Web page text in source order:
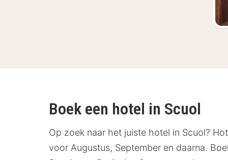
Boek een hotel in Scuol
Op zoek naar het juiste hotel in Scuol?
voor Augustus, September en daarna.